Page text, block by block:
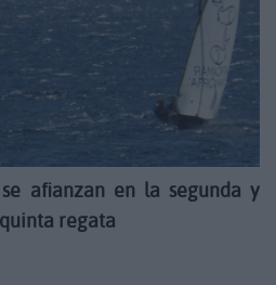
afianzan en la segunda y
regata